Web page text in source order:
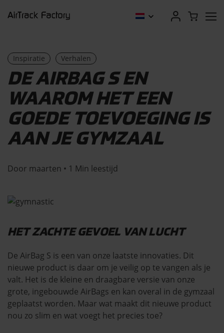
Inspiratie Verhalen
DE AIRBAG S EN
WAAROM HET EEN
GOEDE TOEVOEGING IS
AAN JE GYMZAAL
Door maarten • 1 Min leestijd
HET ZACHTE GEVOEL VAN LUCHT
De AirBag S is een van onze laatste innovaties. Dit
nieuwe product is daar om je veilig op te vangen als je
valt. Het is de kleine en draagbare versie van onze
grote, ingebouwde AirBags en kan overal in de gymzaal
geplaatst worden. Maar wat maakt dit nieuwe product
nou zo slim en wat voegt het precies toe?